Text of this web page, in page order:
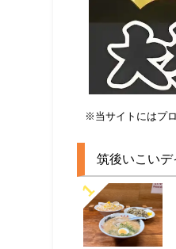
※当サイトにはプ
筑後いこい